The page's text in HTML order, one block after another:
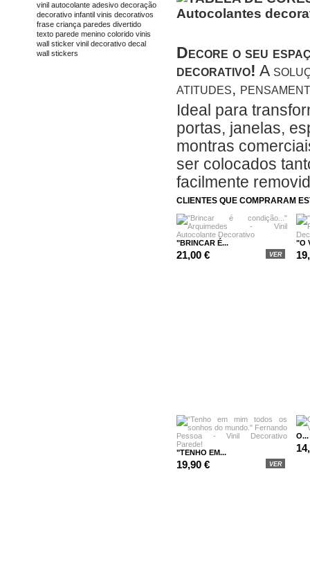
Decore o seu
decorativo! A
atitudes,
Ideal para
portas, janelas,
montras
ser colocados
facilmente
CLIENTES QUE COMPRARAM
"BRINCAR É...
21,00 € VER
"O
"TENHO EM...
19,90 € VER
O...
vinil autocolante adesivo decoração
decorativo infantil vinis decorativos
frase criança paredes divertido
texto parede menino colorido vinis
wall sticker vinil decorativo decal
wall stickers